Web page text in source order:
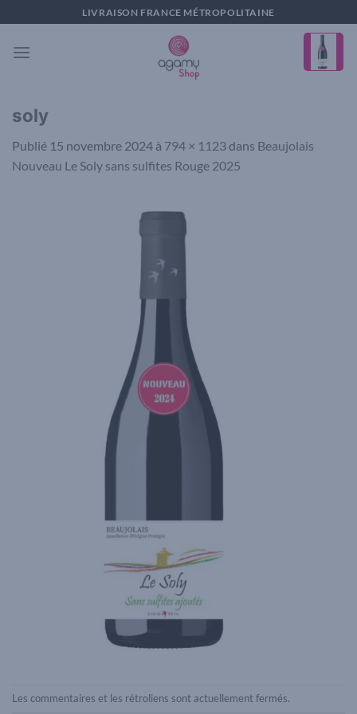
au
contenu
LIVRAISON FRANCE MÉTROPOLITAINE
soly
Publié 15 novembre 2024 à 794 × 1123 dans Beaujolais
Nouveau Le Soly sans sulfites Rouge 2025
Les commentaires et les rétroliens sont actuellement fermés.